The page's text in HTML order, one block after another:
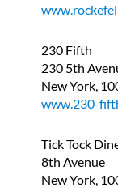
230 Fifth
230 5th
New York,
www.230-
Tick Tock
8th Avenue
New York,